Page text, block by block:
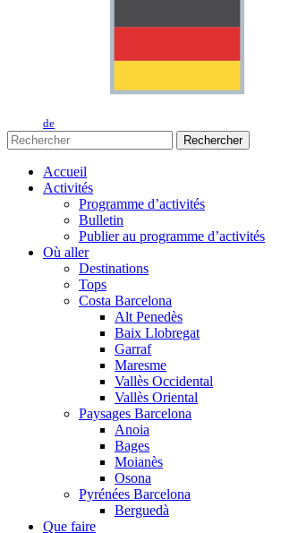
de
Rechercher
Accueil
Activités
Programme d’activités
Bulletin
Publier au programme d’activités
Où aller
Destinations
Tops
Costa Barcelona
Alt Penedès
Baix Llobregat
Garraf
Maresme
Vallès Occidental
Vallès Oriental
Paysages Barcelona
Anoia
Bages
Moianès
Osona
Pyrénées Barcelona
Berguedà
Que faire